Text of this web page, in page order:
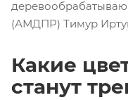
(АМДПР) Тимур
Какие
станут